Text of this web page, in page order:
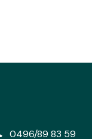
0496/89 83 59